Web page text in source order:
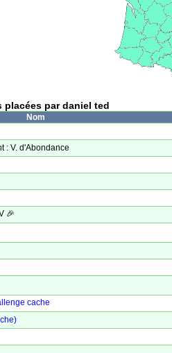
placées par daniel ted
Nom
: V. d'Abondance
🎉
cache